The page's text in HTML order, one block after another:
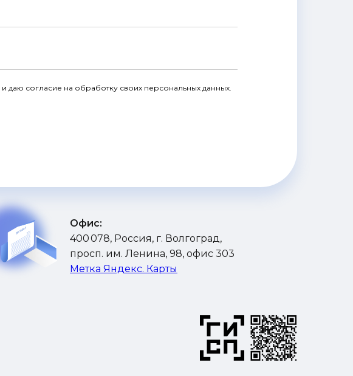
и даю согласие на обработку своих персональных данных.
Офис:
400 078, Россия, г. Волгоград,
просп. им. Ленина, 98, офис 303
Метка Яндекс. Карты